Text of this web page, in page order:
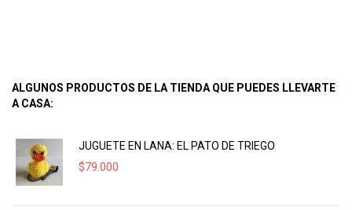
ALGUNOS PRODUCTOS DE LA TIENDA QUE PUEDES LLEVARTE
A CASA:
JUGUETE EN LANA: EL PATO DE TRIEGO
$79.000